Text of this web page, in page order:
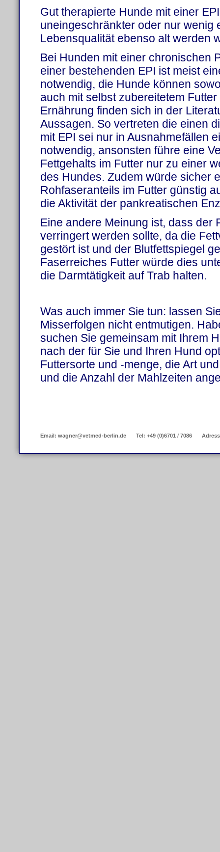
Gut therapierte Hunde mit einer
uneingeschränkter oder nur wenig
Lebensqualität ebenso alt werden
Bei Hunden mit einer chronischen
einer bestehenden EPI ist meist
notwendig, die Hunde können
auch mit selbst zubereitetem
Ernährung finden sich in der
Aussagen. So vertreten die einen
mit EPI sei nur in Ausnahmefällen
notwendig, ansonsten führe eine
Fettgehalts im Futter nur zu einer
des Hundes. Zudem würde sicher
Rohfaseranteils im Futter günstig
die Aktivität der pankreatischen
Eine andere Meinung ist, dass der
verringert werden sollte, da die
gestört ist und der Blutfettspiegel
Faserreiches Futter würde dies
die Darmtätigkeit auf Trab halten.
Was auch immer Sie tun: lassen
Misserfolgen nicht entmutigen.
suchen Sie gemeinsam mit Ihrem
nach der für Sie und Ihren Hund
Futtersorte und -menge, die Art
und die Anzahl der Mahlzeiten
Email: wagner@vetmed-berlin.de Tel: +49 (0)6701 / 7086